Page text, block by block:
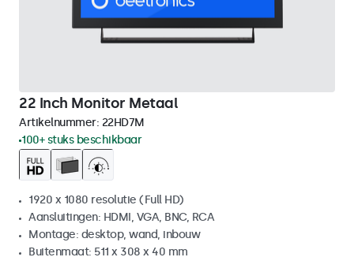
22 Inch Monitor Metaal
Artikelnummer: 22HD7M
100+ stuks beschikbaar
1920 x 1080 resolutie (Full HD)
Aansluitingen: HDMI, VGA, BNC, RCA
Montage: desktop, wand, inbouw
Buitenmaat: 511 x 308 x 40 mm